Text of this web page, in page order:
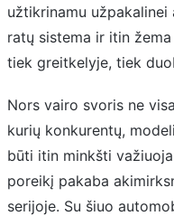
užtikrinamu užpakalinei
ratų sistema ir itin
tiek greitkelyje, tiek
Nors vairo svoris ne
kurių konkurentų,
būti itin minkšti
poreikį pakaba
serijoje. Su šiuo